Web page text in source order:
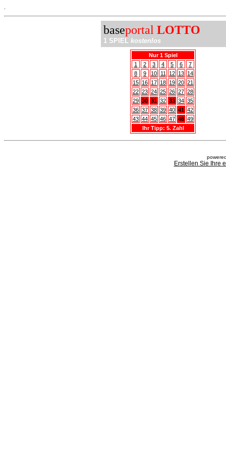
baseportal LOTTO
1 SPIEL kostenlos
Nur 1 Spiel
1
2 3 4 5 6
7
8
9 10 11 12 13 14
15 16 17 18 19 20 21
22 23 24 25 26 27 28
29 30 31 32 33 34 35
36 37 38 39 40 41 42
43 44 45 46 47 48 49
Ihr Tipp: 5. Zahl
Erstellen Sie Ihre